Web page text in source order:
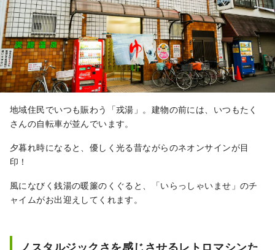
地域住民でいつも賑わう「戎湯」。建物の前には、いつもたく
さんの自転車が並んでいます。
夕暮れ時になると、優しく光る昔ながらのネオンサインが目
印！
風になびく銭湯の暖簾のくぐると、「いらっしゃいませ」のチ
ャイムがお出迎えしてくれます。
ノスタルジックさを感じさせるレトロマシンた